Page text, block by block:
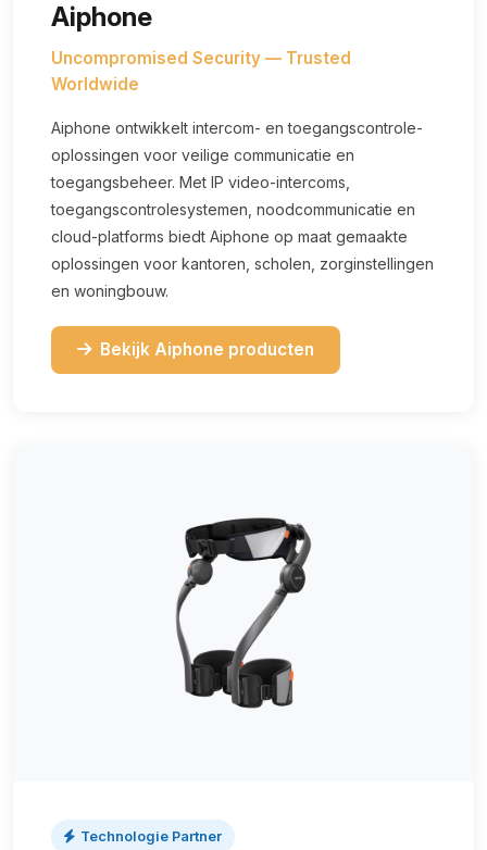
Aiphone
Uncompromised Security — Trusted
Worldwide
Aiphone ontwikkelt intercom- en toegangscontrole-
oplossingen voor veilige communicatie en
toegangsbeheer. Met IP video-intercoms,
toegangscontrolesystemen, noodcommunicatie en
cloud-platforms biedt Aiphone op maat gemaakte
oplossingen voor kantoren, scholen, zorginstellingen
en woningbouw.
Bekijk Aiphone producten
Technologie Partner